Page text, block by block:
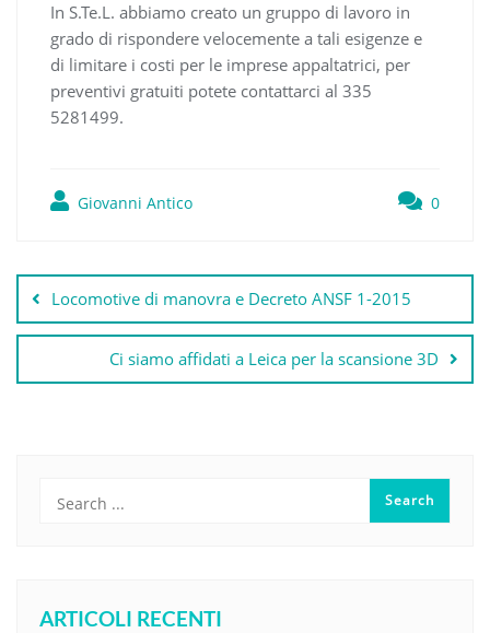
In S.Te.L. abbiamo creato un gruppo di lavoro in
grado di rispondere velocemente a tali esigenze e
di limitare i costi per le imprese appaltatrici, per
preventivi gratuiti potete contattarci al 335
5281499.
Giovanni Antico 0
articoli
Locomotive di manovra e Decreto ANSF 1-2015
Ci siamo affidati a Leica per la scansione 3D
ARTICOLI RECENTI